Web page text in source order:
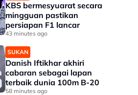
KBS bermesyuarat secara
mingguan pastikan
persiapan F1 lancar
43 minutes ago
SUKAN
Danish Iftikhar akhiri
cabaran sebagai lapan
terbaik dunia 100m B-20
58 minutes ago